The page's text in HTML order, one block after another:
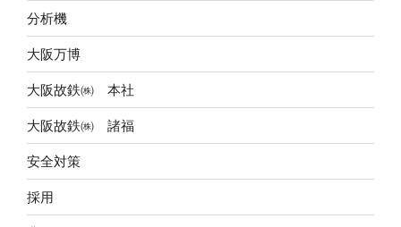
分析機
大阪万博
大阪故鉄㈱ 本社
大阪故鉄㈱ 諸福
安全対策
採用